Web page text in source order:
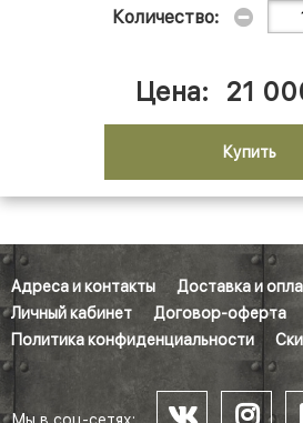
Количество:
Цена: 21
Купить
Адреса и контакты Доставка и
Личный кабинет
Договор-оферта
Политика конфиденциальности